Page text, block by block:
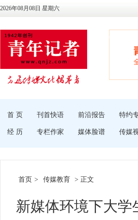
2026年08月08日 星期六
首 页 刊首快语 前沿报告 特约
经 历 专栏作家 媒体脸谱 传媒
首页 > 传媒教育 > 正文
新媒体环境下大